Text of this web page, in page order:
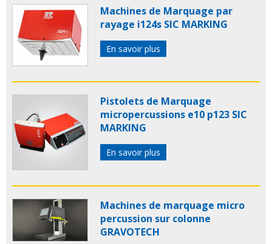
Machines de Marquage par
rayage i124s SIC MARKING
En savoir plus
Pistolets de Marquage
micropercussions e10 p123 SIC
MARKING
En savoir plus
Machines de marquage micro
percussion sur colonne
GRAVOTECH